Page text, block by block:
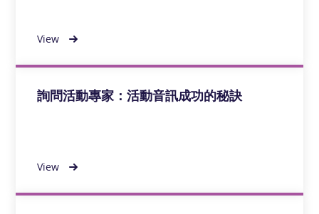
View
詢問活動專家：活動音訊成功的秘訣
View